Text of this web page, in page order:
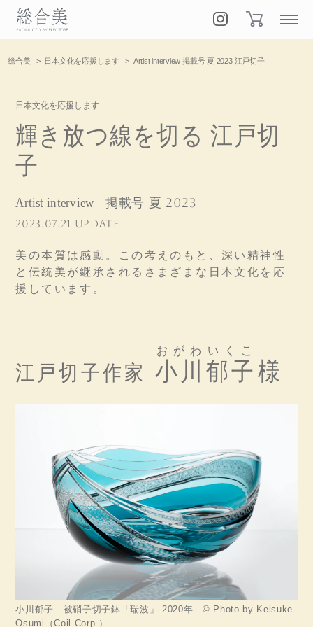
総合美 日本文化を応援します Artist interview 掲載号 夏 2023 江戸切子
日本文化を応援します
輝き放つ線を切る 江戸切
子
Artist interview 掲載号 夏 2023
2023.07.21 UPDATE
美の本質は感動。この考えのもと、深い精神性
と伝統美が継承されるさまざまな日本文化を応
援しています。
江戸切子作家 小川
おがわ
郁子
いくこ
様
小川郁子 被硝子切子鉢「瑞波」 2020年 © Photo by Keisuke
Osumi（Coil Corp.）